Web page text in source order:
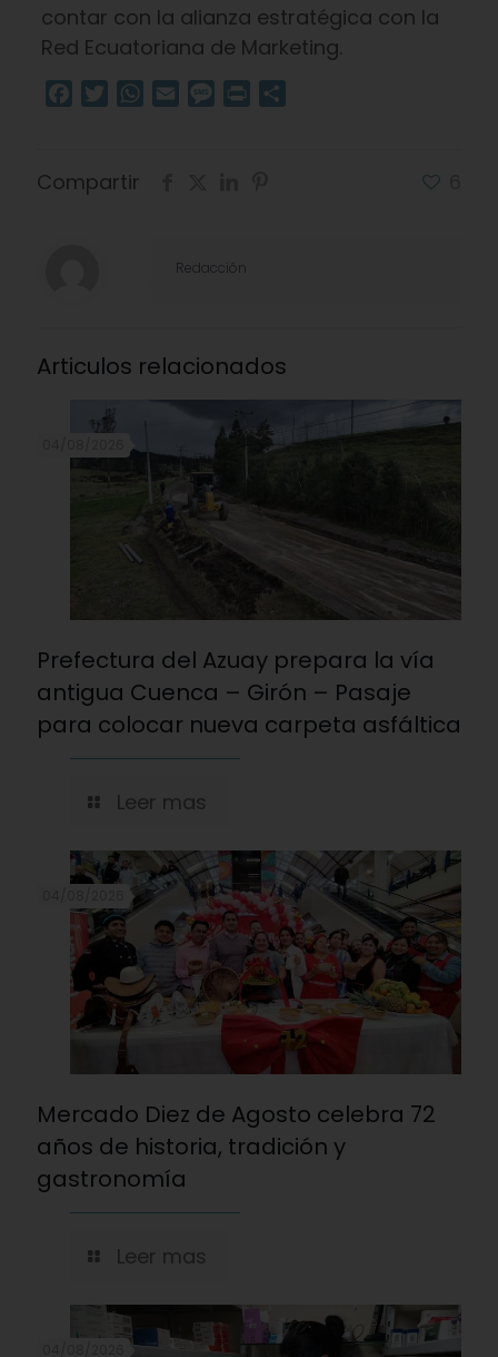
contar con la alianza estratégica con la
Red Ecuatoriana de Marketing.
Facebook
TwitterWhatsApp
Email Message
Print
Compartir
Redacción
Articulos relacionados
Prefectura del Azuay prepara la vía
antigua Cuenca – Girón – Pasaje
para colocar nueva carpeta asfáltica
Leer mas
Mercado Diez de Agosto celebra 72
años de historia, tradición y
gastronomía
Leer mas